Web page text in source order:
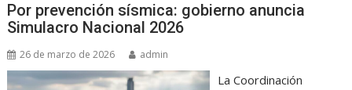
Por prevención sísmica: gobierno anuncia
Simulacro Nacional 2026
26 de marzo de 2026 admin
La Coordinación